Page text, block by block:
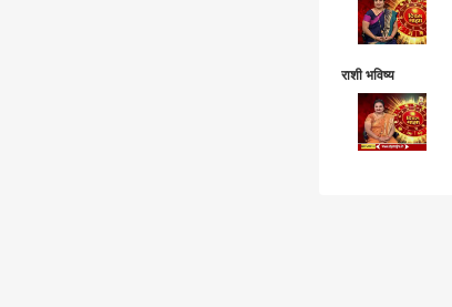
राशी भविष्य